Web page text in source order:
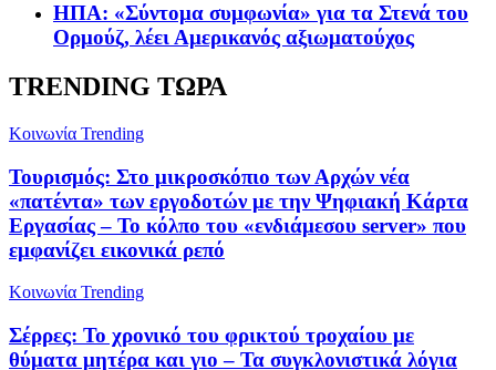
ΗΠΑ: «Σύντομα συμφωνία» για τα Στενά του
Ορμούζ, λέει Αμερικανός αξιωματούχος
TRENDING ΤΩΡΑ
Κοινωνία Trending
Τουρισμός: Στο μικροσκόπιο των Αρχών νέα
«πατέντα» των εργοδοτών με την Ψηφιακή Κάρτα
Εργασίας – Το κόλπο του «ενδιάμεσου server» που
εμφανίζει εικονικά ρεπό
Κοινωνία Trending
Σέρρες: Το χρονικό του φρικτού τροχαίου με
θύματα μητέρα και γιο – Τα συγκλονιστικά λόγια